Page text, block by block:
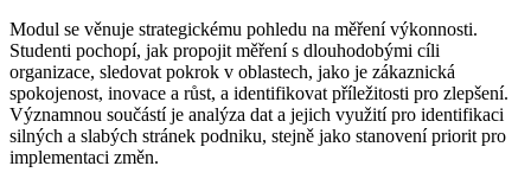
Modul se věnuje strategickému pohledu na měření výkonnosti.
Studenti pochopí, jak propojit měření s dlouhodobými cíli
organizace, sledovat pokrok v oblastech, jako je zákaznická
spokojenost, inovace a růst, a identifikovat příležitosti pro zlepšení.
Významnou součástí je analýza dat a jejich využití pro identifikaci
silných a slabých stránek podniku, stejně jako stanovení priorit pro
implementaci změn.